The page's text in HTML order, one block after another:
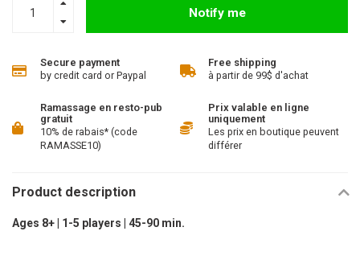
Notify me
Secure payment
by credit card or Paypal
Free shipping
à partir de 99$ d'achat
Ramassage en resto-pub
gratuit
10% de rabais* (code
RAMASSE10)
Prix valable en ligne
uniquement
Les prix en boutique peuvent
différer
Product description
Ages 8+ | 1-5 players | 45-90 min.